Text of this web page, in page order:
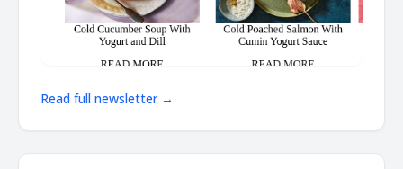
Read full newsletter →